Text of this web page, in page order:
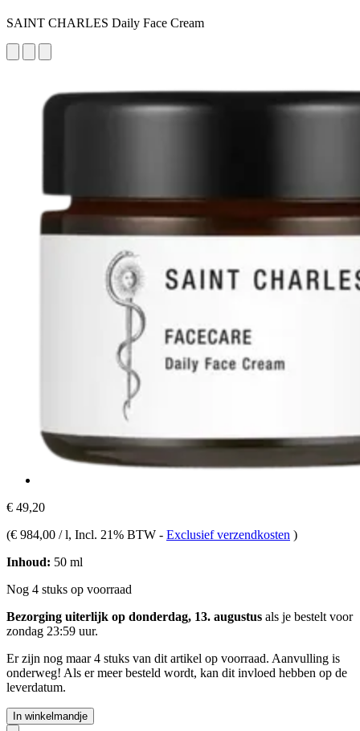
SAINT CHARLES Daily Face Cream
€ 49,20
(€ 984,00 / l, Incl. 21% BTW - Exclusief verzendkosten )
Inhoud: 50 ml
Nog 4 stuks op voorraad
Bezorging uiterlijk op donderdag, 13. augustus als je bestelt voor
zondag 23:59 uur.
Er zijn nog maar 4 stuks van dit artikel op voorraad. Aanvulling is
onderweg! Als er meer besteld wordt, kan dit invloed hebben op de
leverdatum.
In winkelmandje